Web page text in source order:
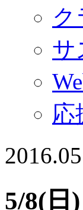
ク
サ
応
5/8(日